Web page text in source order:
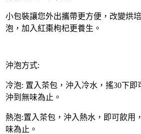
小包裝讓您外出攜帶更方便，改變烘
泡，加入紅棗枸杞更養生。
沖泡方式:
冷泡: 置入茶包，沖入冷水，搖30下即
沖到無味為止。
熱泡:置入茶包，沖入熱水，即可飲用
味為止。